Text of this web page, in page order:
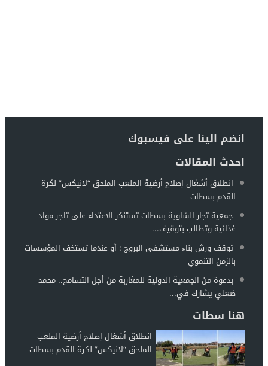
انضم الينا على فيسبوك
احدث المقالات
انطلاق أشغال إصلاح أرضية الملعب الملحق “لانيكس” لكرة
القدم بسطات
جمعية تجار الشاوية بسطات تستنكر الاعتداء على تاجر مواد
غذائية وتطالب بتوقيف...
توقف ورش بناء مستشفى البروج : أو عندما تستخف المؤسسات
بالزمن التنموي
بدعوة من الجمعية الدولية للمغاربة من أجل التسامح.. محمد
ضعلي يشارك في...
هنا سطات
انطلاق أشغال إصلاح أرضية الملعب
الملحق “لانيكس” لكرة القدم بسطات